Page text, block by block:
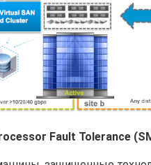
Fault Tolerance